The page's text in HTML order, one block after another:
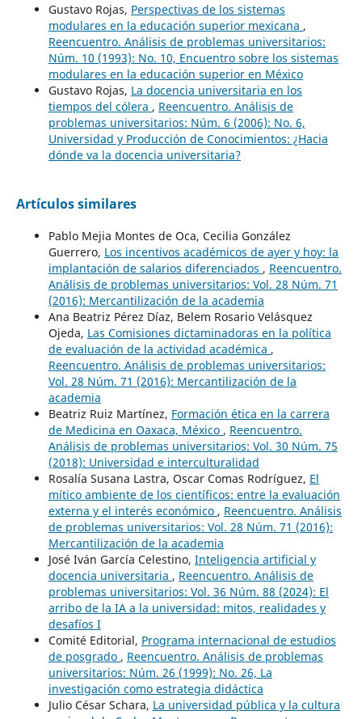
Gustavo Rojas, Perspectivas de los sistemas
modulares en la educación superior mexicana ,
Reencuentro. Análisis de problemas universitarios:
Núm. 10 (1993): No. 10, Encuentro sobre los sistemas
modulares en la educación superior en México
Gustavo Rojas, La docencia universitaria en los
tiempos del cólera , Reencuentro. Análisis de
problemas universitarios: Núm. 6 (2006): No. 6,
Universidad y Producción de Conocimientos: ¿Hacia
dónde va la docencia universitaria?
Artículos similares
Pablo Mejia Montes de Oca, Cecilia González
Guerrero, Los incentivos académicos de ayer y hoy: la
implantación de salarios diferenciados , Reencuentro.
Análisis de problemas universitarios: Vol. 28 Núm. 71
(2016): Mercantilización de la academia
Ana Beatriz Pérez Díaz, Belem Rosario Velásquez
Ojeda, Las Comisiones dictaminadoras en la política
de evaluación de la actividad académica ,
Reencuentro. Análisis de problemas universitarios:
Vol. 28 Núm. 71 (2016): Mercantilización de la
academia
Beatriz Ruiz Martínez, Formación ética en la carrera
de Medicina en Oaxaca, México , Reencuentro.
Análisis de problemas universitarios: Vol. 30 Núm. 75
(2018): Universidad e interculturalidad
Rosalía Susana Lastra, Oscar Comas Rodríguez, El
mítico ambiente de los científicos: entre la evaluación
externa y el interés económico , Reencuentro. Análisis
de problemas universitarios: Vol. 28 Núm. 71 (2016):
Mercantilización de la academia
José Iván García Celestino, Inteligencia artificial y
docencia universitaria , Reencuentro. Análisis de
problemas universitarios: Vol. 36 Núm. 88 (2024): El
arribo de la IA a la universidad: mitos, realidades y
desafíos I
Comité Editorial, Programa internacional de estudios
de posgrado , Reencuentro. Análisis de problemas
universitarios: Núm. 26 (1999): No. 26, La
investigación como estrategia didáctica
Julio César Schara, La universidad pública y la cultura